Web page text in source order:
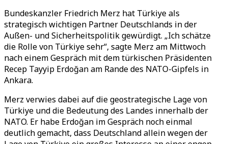
Bundeskanzler Friedrich Merz hat Türkiye als
strategisch wichtigen Partner Deutschlands in der
Außen- und Sicherheitspolitik gewürdigt. „Ich schätze
die Rolle von Türkiye sehr“, sagte Merz am Mittwoch
nach einem Gespräch mit dem türkischen Präsidenten
Recep Tayyip Erdoğan am Rande des NATO-Gipfels in
Ankara.
Merz verwies dabei auf die geostrategische Lage von
Türkiye und die Bedeutung des Landes innerhalb der
NATO. Er habe Erdoğan im Gespräch noch einmal
deutlich gemacht, dass Deutschland allein wegen der